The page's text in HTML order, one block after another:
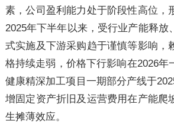
素，公司盈利能力处于阶段性高位，
2025年下半年以来，受行业产能释放
式实施及下游采购趋于谨慎等影响，
格持续走弱，价格下行影响在2026年
健康精深加工项目一期部分产线于
增固定资产折旧及运营费用在产能爬
生摊薄效应。